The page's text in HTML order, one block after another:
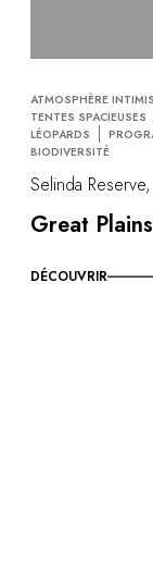
ATMOSPHÈRE
TENTES SPACIEUSES
LÉOPARDS
BIODIVERSITÉ
Selinda
Great
DÉCOUVRIR